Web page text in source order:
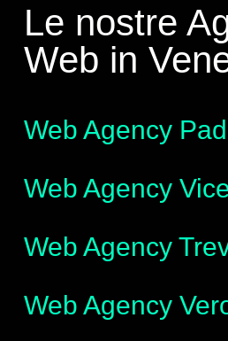
Le nostre
Web in
Web Agency
Web Agency
Web Agency
Web Agency